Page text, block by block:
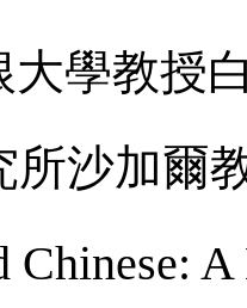
大學教授
所沙加爾
Chinese:A